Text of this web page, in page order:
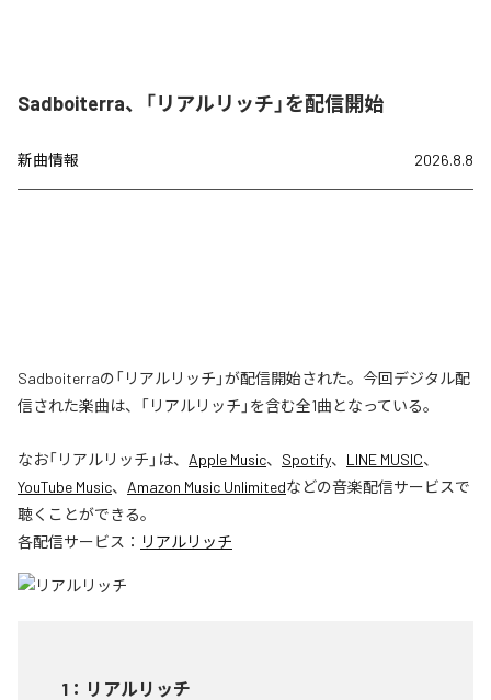
Sadboiterra、「リアルリッチ」を配信開始
新曲情報 2026.8.8
Sadboiterraの「リアルリッチ」が配信開始された。今回デジタル配
信された楽曲は、「リアルリッチ」を含む全1曲となっている。
なお「リアルリッチ 」は、 Apple Music、 Spotify、 LINE MUSIC、
YouTube Music、 Amazon Music Unlimitedなどの音楽配信サービスで
聴くことができる。
各配信サービス： リアルリッチ
1 ： リアルリッチ